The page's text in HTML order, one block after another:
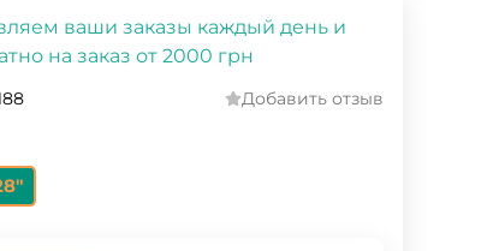
ваши заказы каждый день и
на заказ от 2000 грн
Добавить отзыв